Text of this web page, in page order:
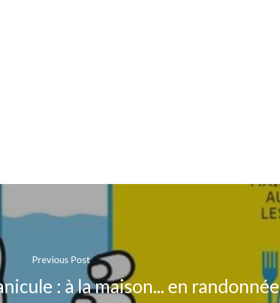
Previous Post
: à la maison... en randonnée